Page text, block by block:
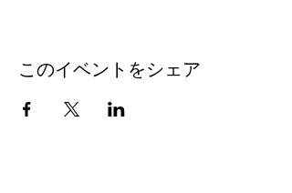
このイベントをシェア